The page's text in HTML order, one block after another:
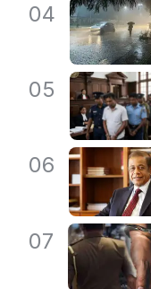
04
05
06
07